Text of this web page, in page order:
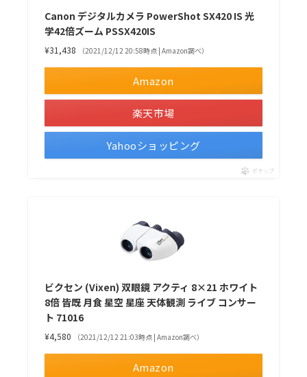
Canon デジタルカメラ PowerShot SX420 IS 光
学42倍ズーム PSSX420IS
¥31,438 （2021/12/12 20:58時点 | Amazon調べ）
Amazon
楽天市場
Yahooショッピング
ポチップ
ビクセン (Vixen) 双眼鏡 アクティ 8×21 ホワイト
8倍 皆既 月食 星空 星座 天体観測 ライブ コンサー
ト 71016
¥4,580 （2021/12/12 21:03時点 | Amazon調べ）
Amazon